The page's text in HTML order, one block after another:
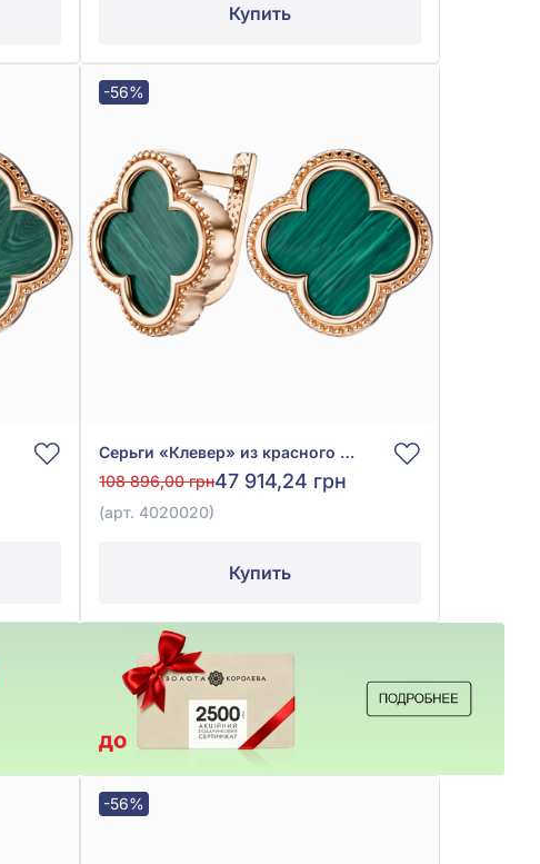
Купить
-56%
Серьги «Клевер» из красного золота 585° с зелёным малахитом, арт. 4020020
108 896,00 грн47 914,24 грн
(арт. 4020020)
Купить
-56%